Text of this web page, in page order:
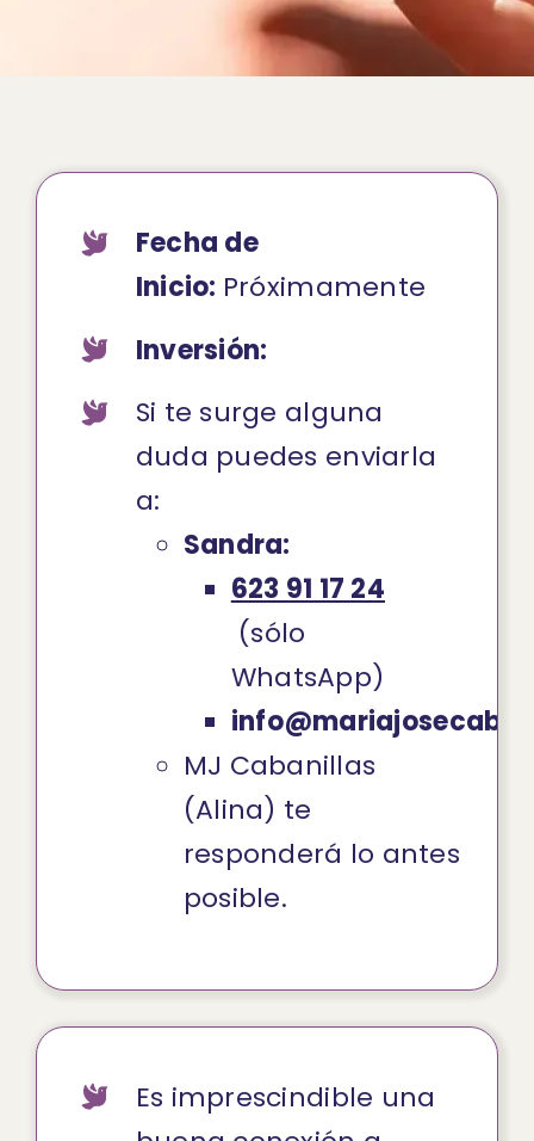
Fecha de
Inicio: Próximamente
Inversión:
Si te surge alguna
duda puedes enviarla
a:
Sandra:
623 91 17 24
(sólo
WhatsApp)
MJ Cabanillas
(Alina) te
responderá lo antes
posible.
Es imprescindible una